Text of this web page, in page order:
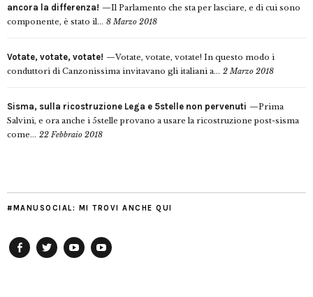
ancora la differenza!
Il Parlamento che sta per lasciare, e di cui sono
componente, è stato il... 8 Marzo 2018
Votate, votate, votate!
Votate, votate, votate! In questo modo i
conduttori di Canzonissima invitavano gli italiani a... 2 Marzo 2018
Sisma, sulla ricostruzione Lega e 5stelle non pervenuti
Prima
Salvini, e ora anche i 5stelle provano a usare la ricostruzione post-sisma
come... 22 Febbraio 2018
#MANUSOCIAL: MI TROVI ANCHE QUI